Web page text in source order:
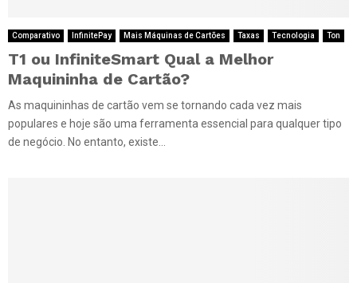
Comparativo InfinitePay Mais Máquinas de Cartões Taxas Tecnologia Ton
T1 ou InfiniteSmart Qual a Melhor
Maquininha de Cartão?
As maquininhas de cartão vem se tornando cada vez mais
populares e hoje são uma ferramenta essencial para qualquer tipo
de negócio. No entanto, existe...